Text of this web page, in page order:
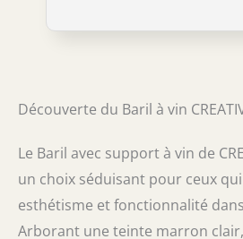
bois peut contenir environ 30-
maison pour l'alcool, mais
être utilisé pour ranger
Cadeau parfait pour les
Découverte du Baril à vin
Le Baril avec support à vin de
un choix séduisant pour ceux
esthétisme et fonctionnalité
Arborant une teinte marron